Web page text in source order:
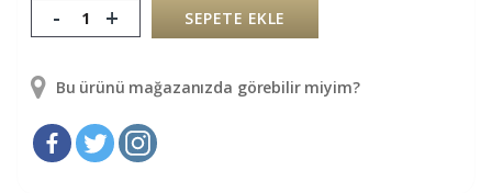
- + SEPETE EKLE
Bu ürünü mağazanızda görebilir miyim?